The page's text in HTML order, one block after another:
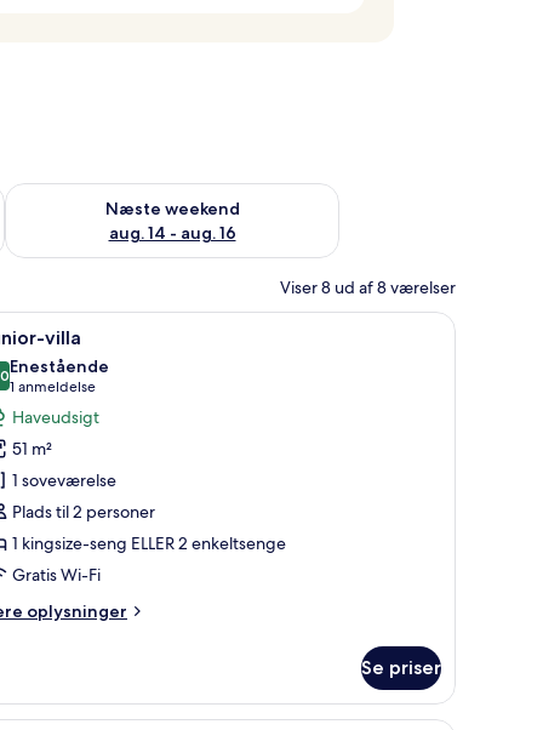
aug. 7 - aug. 9
Næste weekend
aug. 14 - aug. 16
Tjek tilgængelighed for næste weekend aug. 14 - aug. 16
Viser 8 ud af 8 værelser
et bord med en plante. Junior-villa | Premium-sengetøj, minibar,
11 villa
ud af 10
Enestående
1 anmeldelse
(1
anmeldelse)
Haveudsigt
51 m²
1 soveværelse
Plads til 2 personer
1 kingsize-seng ELLER 2 enkeltsenge
Gratis Wi-Fi
oplysninger
Se priser